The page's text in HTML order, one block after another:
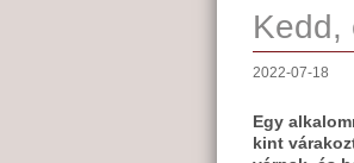
Kedd,
2022-07-18
Egy
kint